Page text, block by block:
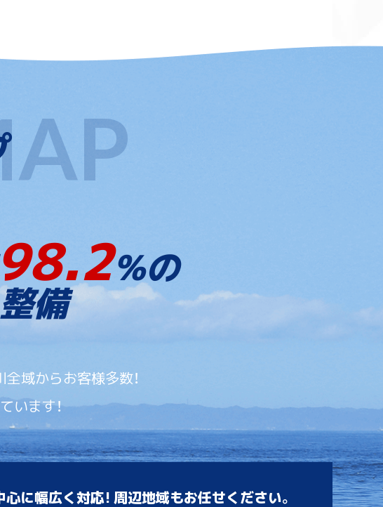
%の
備
全域からお客様多数！
います！
心に幅広く対応! 周辺地域もお任せください。